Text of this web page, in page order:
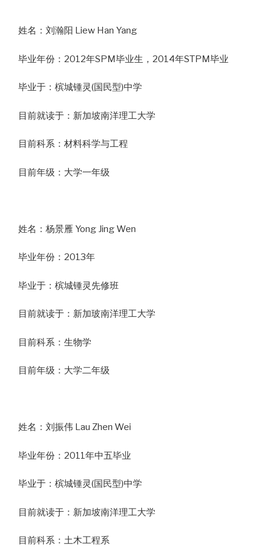
姓名：刘瀚阳 Liew Han Yang
毕业年份：2012年SPM毕业生，2014年STPM毕业
毕业于：槟城锺灵(国民型)中学
目前就读于：新加坡南洋理工大学
目前科系：材料科学与工程
目前年级：大学一年级
姓名：杨景雁 Yong Jing Wen
毕业年份：2013年
毕业于：槟城锺灵先修班
目前就读于：新加玻南洋理工大学
目前科系：生物学
目前年级：大学二年级
姓名：刘振伟 Lau Zhen Wei
毕业年份：2011年中五毕业
毕业于：槟城锺灵(国民型)中学
目前就读于：新加坡南洋理工大学
目前科系：土木工程系